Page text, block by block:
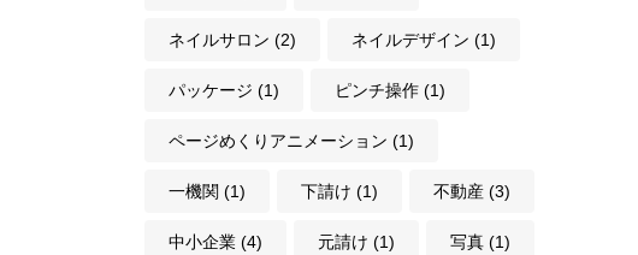
ネイルサロン (2) ネイルデザイン (1)
パッケージ (1) ピンチ操作 (1)
ページめくりアニメーション (1)
一機関 (1) 下請け (1) 不動産 (3)
中小企業 (4) 元請け (1) 写真 (1)